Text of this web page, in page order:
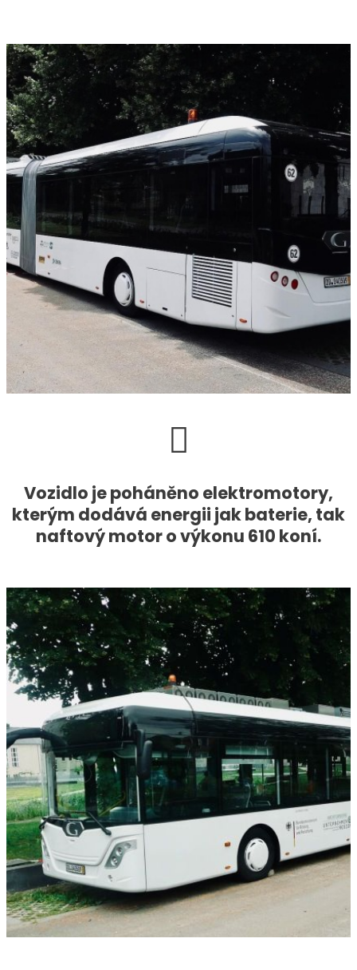
Vozidlo je poháněno elektromotory,
kterým dodává energii jak baterie, tak
naftový motor o výkonu 610 koní.